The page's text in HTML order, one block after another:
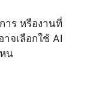
าร หรืองานที่
จเลือกใช้ AI
น